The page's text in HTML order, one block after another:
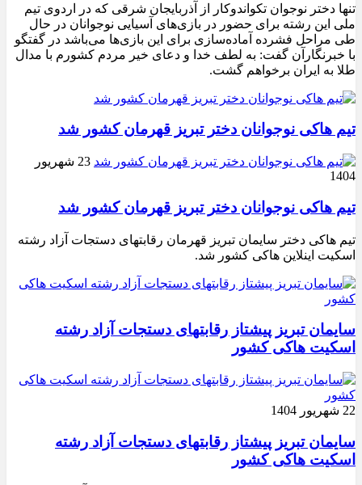
تنها دختر نوجوان تکواندوکار از آذربایجان شرقی که در اردوی تیم
ملی این رشته برای حضور در بازی‌های آسیایی نوجوانان در حال
طی مراحل فشرده آماده‌سازی برای این بازی‌ها می‌باشد در گفتگو
با خبرنگارآن گفت: به لطف خدا و دعای خیر مردم کشورم با مدال
طلا به ایران برخواهم گشت.
تیم هاکی نوجوانان دختر تبریز قهرمان کشور شد
23 شهریور
1404
تیم هاکی نوجوانان دختر تبریز قهرمان کشور شد
تیم هاکی دختر سایمان تبریز قهرمان رقابتهای دستجات آزاد رشته
اسکیت اینلاین هاکی کشور شد.
سایمان تبریز پیشتاز رقابتهای دستجات آزاد رشته
اسکیت هاکی کشور
22 شهریور 1404
سایمان تبریز پیشتاز رقابتهای دستجات آزاد رشته
اسکیت هاکی کشور